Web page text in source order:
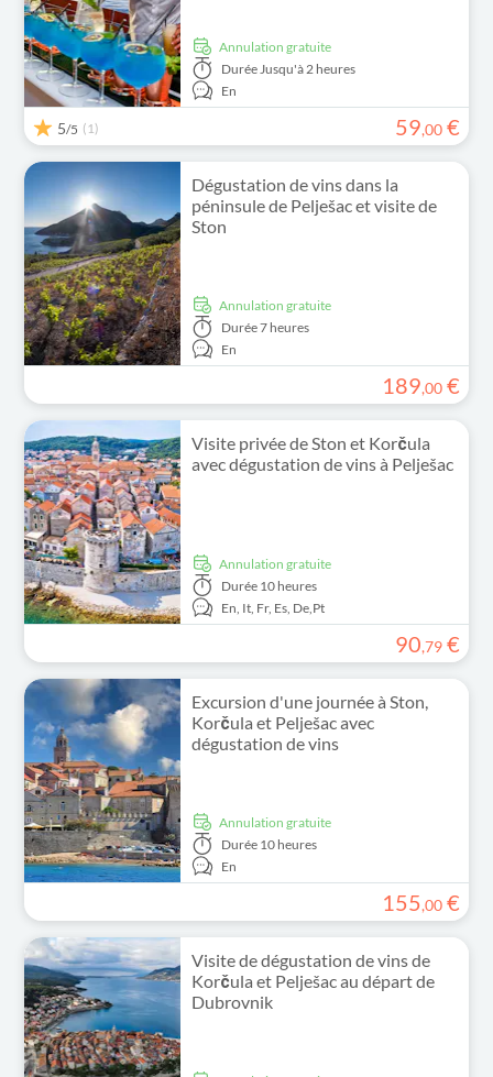
Annulation gratuite
Durée Jusqu'à 2 heures
En
5/5 (1) 59,00 €
Dégustation de vins dans la
péninsule de Pelješac et visite de
Ston
Annulation gratuite
Durée7 heures
En
189,00 €
Visite privée de Ston et Korčula
avec dégustation de vins à Pelješac
Annulation gratuite
Durée 10 heures
En, It, Fr, Es, De,Pt
90,79 €
Excursion d'une journée à Ston,
Korčula et Pelješac avec
dégustation de vins
Annulation gratuite
Durée 10 heures
En
155,00 €
Visite de dégustation de vins de
Korčula et Pelješac au départ de
Dubrovnik